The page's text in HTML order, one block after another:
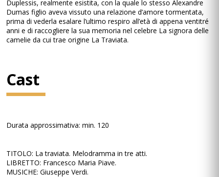
Duplessis, realmente esistita, con la quale lo stesso Alexandre
Dumas figlio aveva vissuto una relazione d’amore tormentata,
prima di vederla esalare l’ultimo respiro all’età di appena ventitré
anni e di raccogliere la sua memoria nel celebre La signora delle
camelie da cui trae origine La Traviata.
Cast
Durata approssimativa: min. 120
TITOLO: La traviata. Melodramma in tre atti.
LIBRETTO: Francesco Maria Piave.
MUSICHE: Giuseppe Verdi.